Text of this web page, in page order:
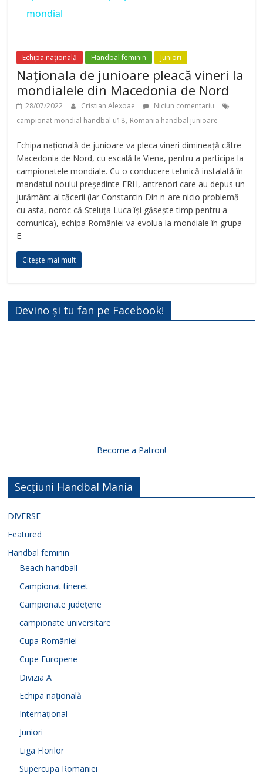
V
i
d
e
o
mondial
Echipa națională Handbal feminin Juniori
Naționala de junioare pleacă vineri la
mondialele din Macedonia de Nord
28/07/2022 Cristian Alexoae
Niciun comentariu
campionat mondial handbal u18, Romania handbal junioare
Echipa națională de junioare va pleca vineri dimineață către
Macedonia de Nord, cu escală la Viena, pentru a participa la
campionatele mondiale. Cu o conducere tehnică instalată în
mandatul noului președinte FRH, antrenori care au depus un
jurământ al tăcerii (iar Constantin Din n-are nicio problemă
cu asta, noroc că Steluța Luca își găsește timp pentru a
comunica), echipa României va evolua la mondiale în grupa
E.
Citește mai mult
Devino și tu fan pe Facebook!
Become a Patron!
Secțiuni Handbal Mania
DIVERSE
Featured
Handbal feminin
Beach handball
Campionat tineret
Campionate județene
campionate universitare
Cupa României
Cupe Europene
Divizia A
Echipa națională
Internațional
Juniori
Liga Florilor
Supercupa Romaniei